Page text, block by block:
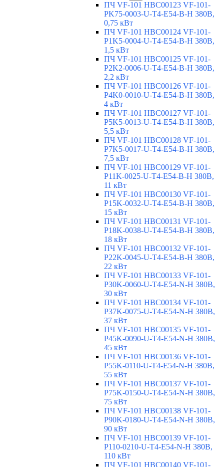
ПЧ VF-101 HBC00123 VF-101-
PK75-0003-U-T4-E54-B-H 380В,
0,75 кВт
ПЧ VF-101 HBC00124 VF-101-
P1K5-0004-U-T4-E54-B-H 380В,
1,5 кВт
ПЧ VF-101 HBC00125 VF-101-
P2K2-0006-U-T4-E54-B-H 380В,
2,2 кВт
ПЧ VF-101 HBC00126 VF-101-
P4K0-0010-U-T4-E54-B-H 380В,
4 кВт
ПЧ VF-101 HBC00127 VF-101-
P5K5-0013-U-T4-E54-B-H 380В,
5,5 кВт
ПЧ VF-101 HBC00128 VF-101-
P7K5-0017-U-T4-E54-B-H 380В,
7,5 кВт
ПЧ VF-101 HBC00129 VF-101-
P11K-0025-U-T4-E54-B-H 380В,
11 кВт
ПЧ VF-101 HBC00130 VF-101-
P15K-0032-U-T4-E54-B-H 380В,
15 кВт
ПЧ VF-101 HBC00131 VF-101-
P18K-0038-U-T4-E54-B-H 380В,
18 кВт
ПЧ VF-101 HBC00132 VF-101-
P22K-0045-U-T4-E54-B-H 380В,
22 кВт
ПЧ VF-101 HBC00133 VF-101-
P30K-0060-U-T4-E54-N-H 380В,
30 кВт
ПЧ VF-101 HBC00134 VF-101-
P37K-0075-U-T4-E54-N-H 380В,
37 кВт
ПЧ VF-101 HBC00135 VF-101-
P45K-0090-U-T4-E54-N-H 380В,
45 кВт
ПЧ VF-101 HBC00136 VF-101-
P55K-0110-U-T4-E54-N-H 380В,
55 кВт
ПЧ VF-101 HBC00137 VF-101-
P75K-0150-U-T4-E54-N-H 380В,
75 кВт
ПЧ VF-101 HBC00138 VF-101-
P90K-0180-U-T4-E54-N-H 380В,
90 кВт
ПЧ VF-101 HBC00139 VF-101-
P110-0210-U-T4-E54-N-H 380В,
110 кВт
ПЧ VF-101 HBC00140 VF-101-